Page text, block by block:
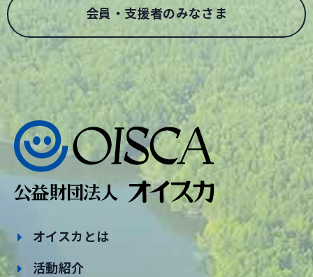
会員・支援者のみなさま
オイスカとは
活動紹介